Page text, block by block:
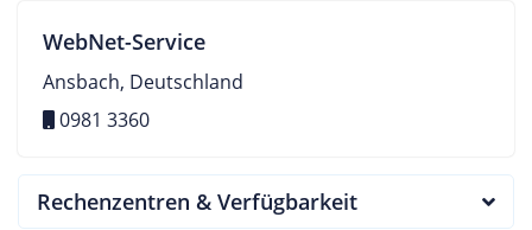
WebNet-Service
Ansbach, Deutschland
0981 3360
Rechenzentren & Verfügbarkeit